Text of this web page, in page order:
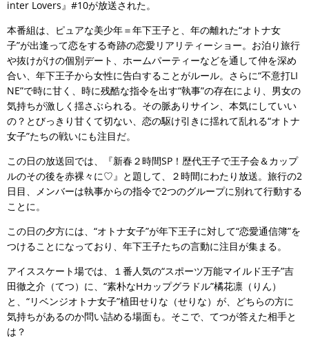
inter Lovers』#10が放送された。
本番組は、ピュアな美少年＝年下王子と、年の離れた“オトナ女
子”が出逢って恋をする奇跡の恋愛リアリティーショー。お泊り旅行
や抜けがけの個別デート、ホームパーティーなどを通して仲を深め
合い、年下王子から女性に告白することがルール。さらに“不意打LI
NE”で時に甘く、時に残酷な指令を出す“執事”の存在により、男女の
気持ちが激しく揺さぶられる。その脈ありサイン、本気にしていい
の？とびっきり甘くて切ない、恋の駆け引きに揺れて乱れる“オトナ
女子”たちの戦いにも注目だ。
この日の放送回では、『新春２時間SP！歴代王子で王子会＆カップ
ルのその後を赤裸々に♡』と題して、２時間にわたり放送。旅行の2
日目、メンバーは執事からの指令で2つのグループに別れて行動する
ことに。
この日の夕方には、“オトナ女子”が年下王子に対して“恋愛通信簿”を
つけることになっており、年下王子たちの言動に注目が集まる。
アイススケート場では、１番人気の“スポーツ万能マイルド王子”吉
田徹之介（てつ）に、“素朴なHカップグラドル”橘花凛（りん）
と、“リベンジオトナ女子”植田せりな（せりな）が、どちらの方に
気持ちがあるのか問い詰める場面も。そこで、てつが答えた相手と
は？